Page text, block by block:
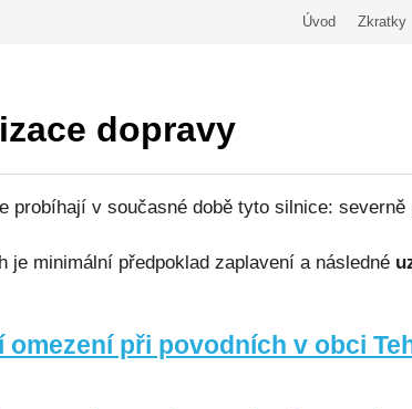
Úvod Zkratky
dopravy
probíhají v současné době tyto silnice: severně
je minimální předpoklad zaplavení a následné
omezení při povodních v obci